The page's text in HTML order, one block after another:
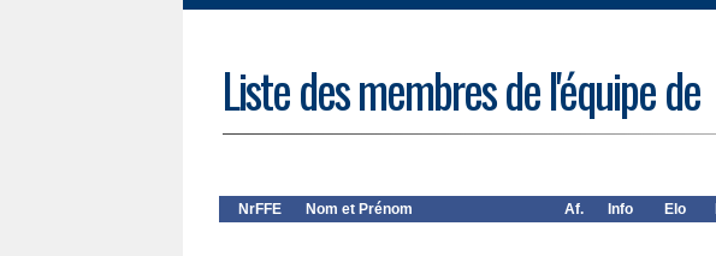
Liste des membres de l'équipe de
NrFFE Nom et Prénom Af. Info Elo